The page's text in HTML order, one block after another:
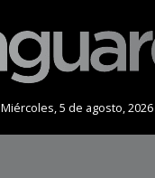
Miércoles, 5 de agosto, 2026